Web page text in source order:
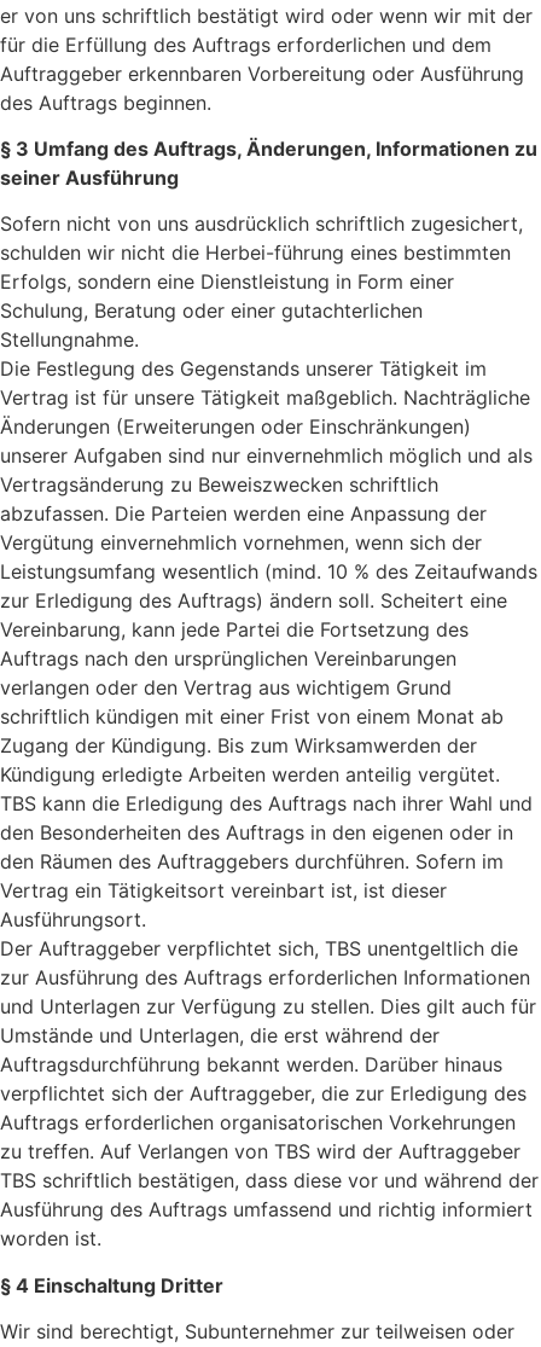
er von uns schriftlich bestätigt wird oder wenn wir mit der
für die Erfüllung des Auftrags erforderlichen und dem
Auftrag­geber erkennbaren Vorbereitung oder Ausführung
des Auftrags beginnen.
§ 3 Umfang des Auftrags, Änderungen, Informationen zu
seiner Ausführung
Sofern nicht von uns ausdrücklich schriftlich zugesichert,
schulden wir nicht die Herbei-führung eines bestimmten
Erfolgs, sondern eine Dienstleistung in Form einer
Schulung, Beratung oder einer gutachterlichen
Stellungnahme.
Die Festlegung des Gegenstands unserer Tätigkeit im
Vertrag ist für unsere Tätigkeit maßgeblich. Nachträgliche
Änderungen (Erweiterungen oder Einschränkungen)
unserer Aufgaben sind nur einvernehmlich möglich und als
Vertragsänderung zu Beweiszwecken schriftlich
abzufassen. Die Parteien werden eine Anpassung der
Vergütung einvernehmlich vornehmen, wenn sich der
Leistungsumfang wesentlich (mind. 10 % des Zeitauf­wands
zur Erledigung des Auftrags) ändern soll. Scheitert eine
Vereinbarung, kann jede Partei die Fortsetzung des
Auftrags nach den ursprünglichen Vereinbarungen
verlangen oder den Vertrag aus wichtigem Grund
schriftlich kündigen mit einer Frist von einem Monat ab
Zugang der Kündigung. Bis zum Wirksamwerden der
Kündigung erledigte Arbeiten werden anteilig vergütet.
TBS kann die Erledigung des Auftrags nach ihrer Wahl und
den Besonderheiten des Auftrags in den eigenen oder in
den Räumen des Auftraggebers durchführen. Sofern im
Vertrag ein Tätigkeitsort vereinbart ist, ist dieser
Ausführungsort.
Der Auftraggeber verpflichtet sich, TBS unentgeltlich die
zur Ausführung des Auftrags erforderlichen Informationen
und Unterlagen zur Verfügung zu stellen. Dies gilt auch für
Umstände und Unterlagen, die erst während der
Auftragsdurchführung bekannt werden. Darüber hinaus
verpflichtet sich der Auftraggeber, die zur Erledigung des
Auftrags erforderlichen organisatorischen Vorkehrungen
zu treffen. Auf Verlangen von TBS wird der Auftraggeber
TBS schriftlich bestätigen, dass diese vor und während der
Ausführung des Auftrags umfassend und richtig informiert
worden ist.
§ 4 Einschaltung Dritter
Wir sind berechtigt, Subunternehmer zur teilweisen oder